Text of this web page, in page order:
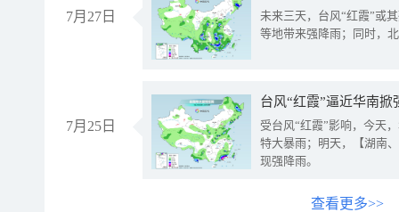
7月27日
未来三天，台风“红霞”或
等地带来强降雨；同时，
7月25日
台风“红霞”逼近华南
受台风“红霞”影响，今天
特大暴雨；明天，【湖南
现强降雨。
查看更多>>